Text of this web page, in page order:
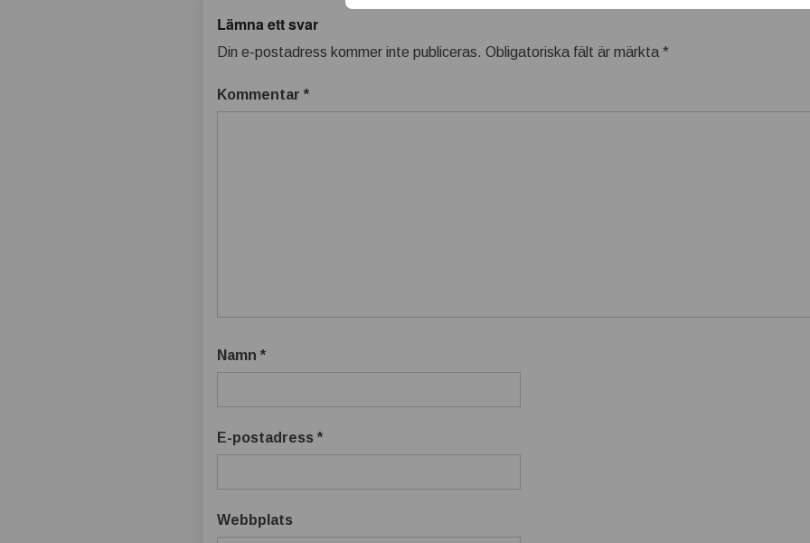
Lämna ett svar
Din e-postadress kommer inte publiceras. Obligatoriska fält är märkta*
Kommentar*
Namn*
E-postadress*
Webbplats